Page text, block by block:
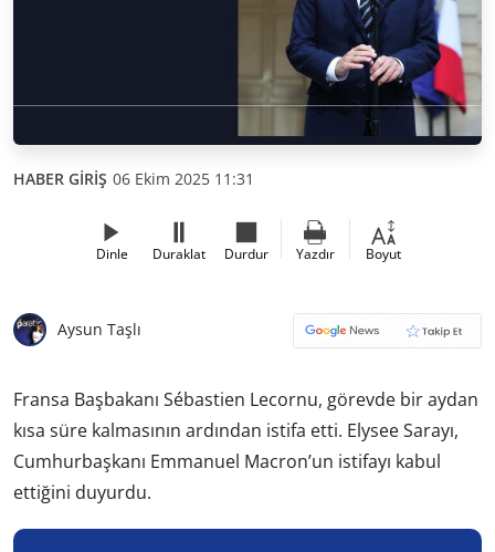
HABER GİRİŞ 06 Ekim 2025 11:31
Dinle Duraklat Durdur Yazdır Boyut
Aysun Taşlı
Fransa Başbakanı Sébastien Lecornu, görevde bir aydan
kısa süre kalmasının ardından istifa etti. Elysee Sarayı,
Cumhurbaşkanı Emmanuel Macron’un istifayı kabul
ettiğini duyurdu.